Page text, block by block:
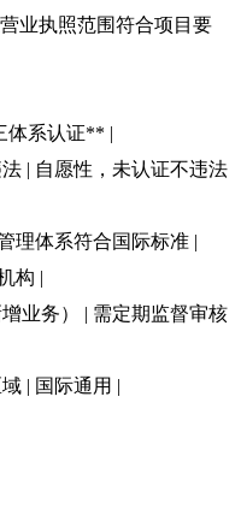
业执照范围符合项目要
体系认证** |
| 自愿性，未认证不违法
理体系符合国际标准 |
构 |
业务） | 需定期监督审核
| 国际通用 |